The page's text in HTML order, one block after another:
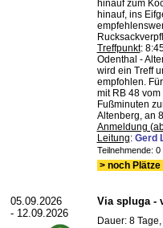
hinauf zum
hinauf, ins
Treffpunkt:
Odenthal -
wird ein Treff
empfohlen.
mit RB 48
Fußminuten
Altenberg, an
Anmeldung
Leitung: Gerd
Teilnehmende:
> noch
05.09.2026
- 12.09.2026
Via spluga -
Dauer: 8